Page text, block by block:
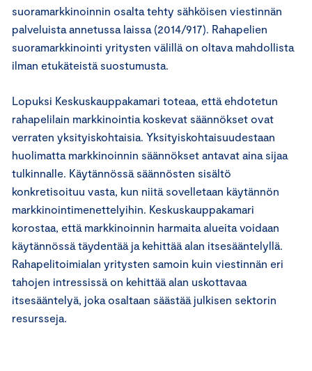
suoramarkkinoinnin osalta tehty sähköisen viestinnän
palveluista annetussa laissa (2014/917). Rahapelien
suoramarkkinointi yritysten välillä on oltava mahdollista
ilman etukäteistä suostumusta.
Lopuksi Keskuskauppakamari toteaa, että ehdotetun
rahapelilain markkinointia koskevat säännökset ovat
verraten yksityiskohtaisia. Yksityiskohtaisuudestaan
huolimatta markkinoinnin säännökset antavat aina sijaa
tulkinnalle. Käytännössä säännösten sisältö
konkretisoituu vasta, kun niitä sovelletaan käytännön
markkinointimenettelyihin. Keskuskauppakamari
korostaa, että markkinoinnin harmaita alueita voidaan
käytännössä täydentää ja kehittää alan itsesääntelyllä.
Rahapelitoimialan yritysten samoin kuin viestinnän eri
tahojen intressissä on kehittää alan uskottavaa
itsesääntelyä, joka osaltaan säästää julkisen sektorin
resursseja.